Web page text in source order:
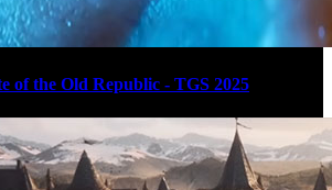
of the Old Republic - TGS 2025